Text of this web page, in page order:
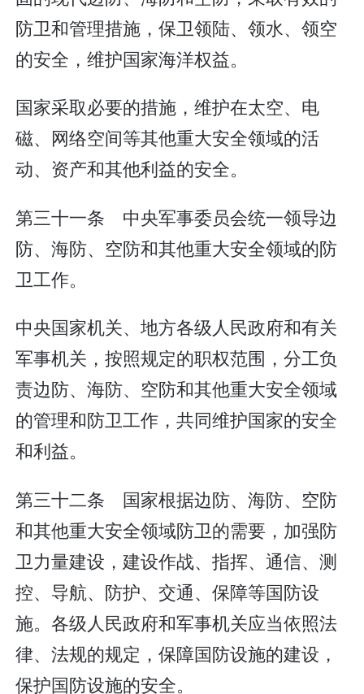
防卫和管理措施，保卫领陆、领水、领空
的安全，维护国家海洋权益。
国家采取必要的措施，维护在太空、电
磁、网络空间等其他重大安全领域的活
动、资产和其他利益的安全。
第三十一条 中央军事委员会统一领导边
防、海防、空防和其他重大安全领域的防
卫工作。
中央国家机关、地方各级人民政府和有关
军事机关，按照规定的职权范围，分工负
责边防、海防、空防和其他重大安全领域
的管理和防卫工作，共同维护国家的安全
和利益。
第三十二条 国家根据边防、海防、空防
和其他重大安全领域防卫的需要，加强防
卫力量建设，建设作战、指挥、通信、测
控、导航、防护、交通、保障等国防设
施。各级人民政府和军事机关应当依照法
律、法规的规定，保障国防设施的建设，
保护国防设施的安全。